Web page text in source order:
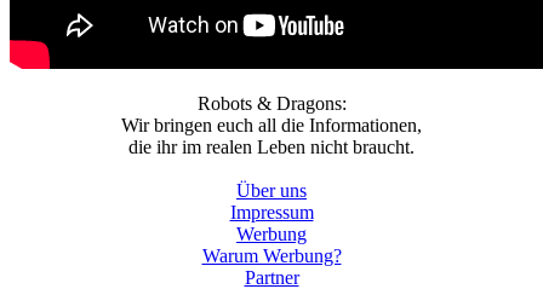
Robots & Dragons:
Wir bringen euch all die Informationen,
die ihr im realen Leben nicht braucht.
Über uns
Impressum
Werbung
Warum Werbung?
Partner